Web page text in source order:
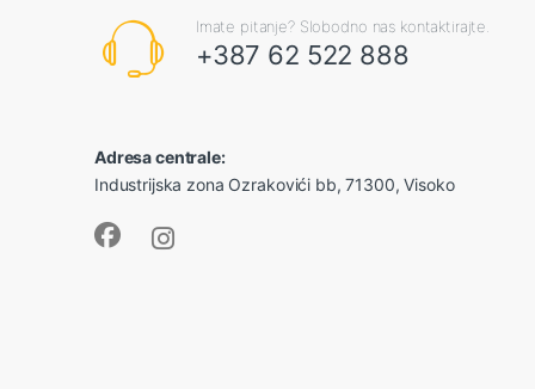
Imate pitanje? Slobodno nas kontaktirajte.
+387 62 522 888
Adresa centrale:
Industrijska zona Ozrakovići bb, 71300, Visoko